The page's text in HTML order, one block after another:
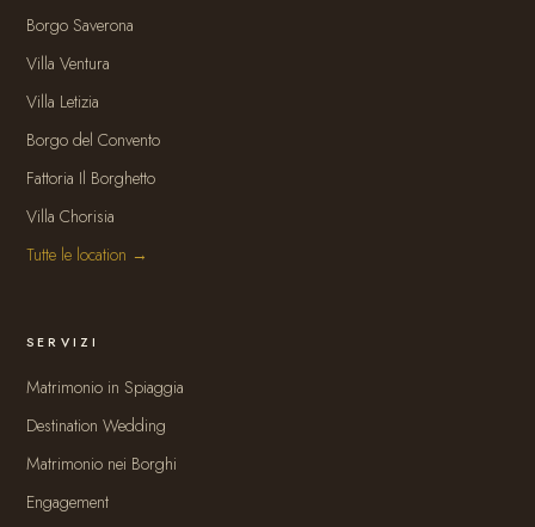
Borgo Saverona
Villa Ventura
Villa Letizia
Borgo del Convento
Fattoria Il Borghetto
Villa Chorisia
Tutte le location →
SERVIZI
Matrimonio in Spiaggia
Destination Wedding
Matrimonio nei Borghi
Engagement